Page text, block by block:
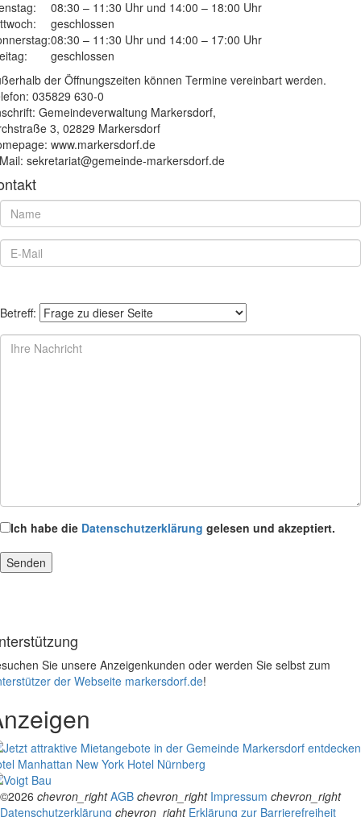
08:30 – 11:30 Uhr und 14:00 – 18:00 Uhr
geschlossen
08:30 – 11:30 Uhr und 14:00 – 17:00 Uhr
geschlossen
der Öffnungszeiten können Termine vereinbart werden.
035829 630-0
Gemeindeverwaltung Markersdorf,
3, 02829 Markersdorf
www.markersdorf.de
sekretariat@gemeinde-markersdorf.de
Betreff:
Ich habe die Datenschutzerklärung gelesen und akzeptiert.
Sie unsere Anzeigenkunden oder werden Sie selbst zum
der Webseite markersdorf.de!
Manhattan New York Hotel Nürnberg
©2026 chevron_right AGB chevron_right Impressum chevron_right
Datenschutzerklärung chevron_right Erklärung zur Barrierefreiheit